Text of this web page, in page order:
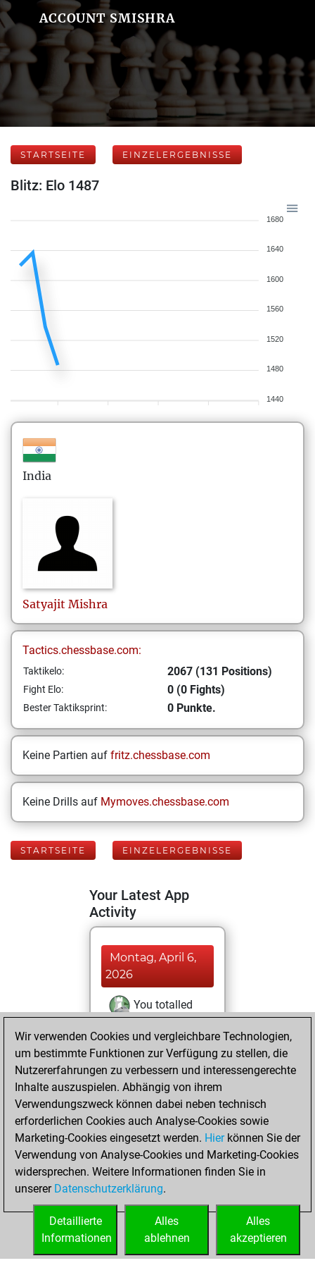
ACCOUNT SMISHRA
STARTSEITE EINZELERGEBNISSE
Blitz: Elo 1487
1680
1640
1600
1560
1520
1480
1440
India
Satyajit Mishra
Tactics.chessbase.com:
Taktikelo: 2067 (131 Positions)
Fight Elo: 0 (0 Fights)
Bester Taktiksprint: 0 Punkte.
Keine Partien auf fritz.chessbase.com
Keine Drills auf Mymoves.chessbase.com
STARTSEITE EINZELERGEBNISSE
Your Latest App
Activity
Montag, April 6,
2026
You totalled
Tactics
You
solved 99 tactics
positions
You achieved
an Elo of 2067 in
tactics positions
You played 3
blitz games
Play
You scored +1
=0 -2 in blitz
Wir verwenden Cookies und vergleichbare Technologien,
um bestimmte Funktionen zur Verfügung zu stellen, die
Nutzererfahrungen zu verbessern und interessengerechte
Inhalte auszuspielen. Abhängig von ihrem
Verwendungszweck können dabei neben technisch
erforderlichen Cookies auch Analyse-Cookies sowie
Marketing-Cookies eingesetzt werden. Hierkönnen Sie der
Verwendung von Analyse-Cookies und Marketing-Cookies
widersprechen. Weitere Informationen finden Sie in
unserer Datenschutzerklärung.
Alles
akzeptieren
Alles
ablehnen
Detaillierte
Informationen